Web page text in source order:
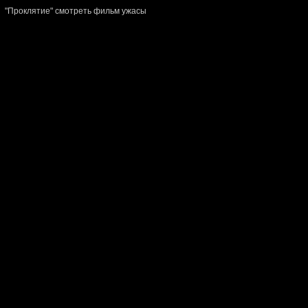
"Проклятие" смотреть фильм ужасы